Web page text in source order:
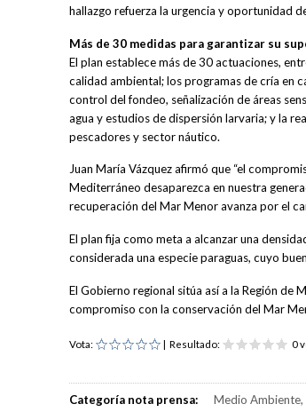
hallazgo refuerza la urgencia y oportunidad
Más de 30 medidas para garantizar su
El plan establece más de 30 actuaciones,
calidad ambiental; los programas de cría
control del fondeo, señalización de áreas
agua y estudios de dispersión larvaria; y la
pescadores y sector náutico.
Juan María Vázquez afirmó que “el
Mediterráneo desaparezca en nuestra
recuperación del Mar Menor avanza por el
El plan fija como meta a alcanzar una
considerada una especie paraguas, cuyo
El Gobierno regional sitúa así a la Región de
compromiso con la conservación del Mar
Vota: | Resultado: 0
Categoría nota prensa: Medio